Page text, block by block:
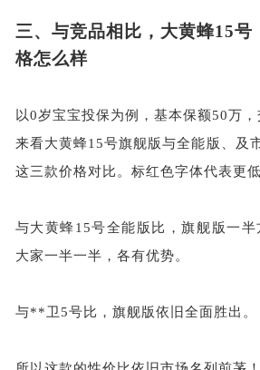
三、 与竞品相比，大黄蜂15号
格怎么样
以0岁宝宝投保为例，基本保额50万
来看大黄蜂15号旗舰版与全能版、及
这三款价格对比。标红色字体代表更低
与大黄蜂15号全能版比，旗舰版一
大家一半一半，各有优势。
与**卫5号比，旗舰版依旧全面胜出。